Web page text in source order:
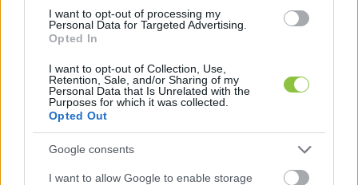
I want to opt-out of processing my
Personal Data for Targeted Advertising.
Opted In
I want to opt-out of Collection, Use,
Retention, Sale, and/or Sharing of my
Personal Data that Is Unrelated with the
Purposes for which it was collected.
Opted Out
Google consents
I want to allow Google to enable storage
hatalmas blokkban központosult a Fidesz ereje,
az ellenzék pedig több kisebb részből állt, és
hogy a megszorongassa a kormányzó Fideszt.
Ráadásul bevezették a győztes mindent visz
elvet is, vagyis a körzetekben nyertes jelöltek
után még a listán is kap a győztes pártja
töredékszavazatokat, így lehetséges, hogy a